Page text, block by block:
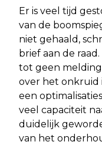
Er is veel tijd
van de
niet gehaald,
brief aan de
tot geen
over het onkruid
een
veel capaciteit
duidelijk
van het